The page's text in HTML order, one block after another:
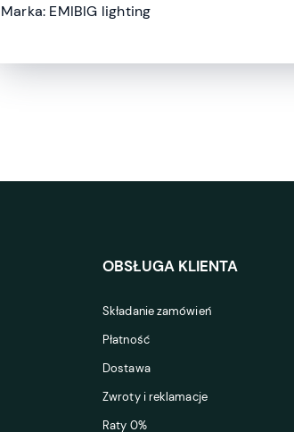
Marka: EMIBIG lighting
OBSŁUGA KLIENTA
Składanie zamówień
Płatność
Dostawa
Zwroty i reklamacje
Raty 0%